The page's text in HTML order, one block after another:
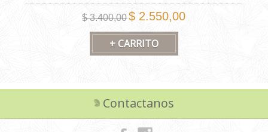
CAPACIDAD 175ML
$ 3.400,00$ 2.550,00
Contactanos